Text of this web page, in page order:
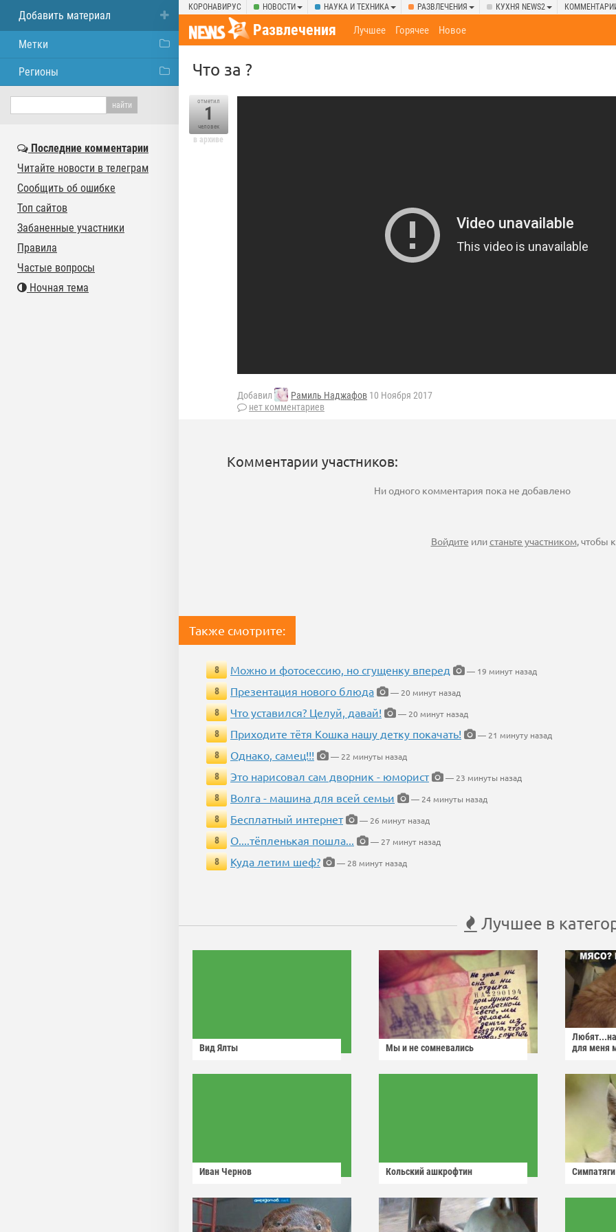
КОРОНАВИРУС НОВОСТИ НАУКА И ТЕХНИКА РАЗВЛЕЧЕНИЯ КУХНЯ NEWS2
Развлечения Лучшее Горячее Новое
Что за ?
отметил
1
человек
в архиве
Добавил Рамиль Наджафов 10 Ноября 2017
нет комментариев
Комментарии участников:
Ни одного комментария пока не добавлено
Войдите илистаньте участником, чтобы
Также смотрите:
8 Можно и фотосессию, но сгущенку вперед
— 19 минут назад
8
Презентация нового блюда
— 20 минут назад
8
Что уставился? Целуй, давай!
— 20 минут назад
8
Приходите тётя Кошка нашу детку покачать!
— 21 минуту назад
8
Однако, самец!!!
— 22 минуты назад
8
Это нарисовал сам дворник - юморист
— 23 минуты назад
8
Волга - машина для всей семьи
— 24 минуты назад
8
Бесплатный интернет
— 26 минут назад
8
О....тёпленькая пошла...
— 27 минут назад
8
Куда летим шеф? — 28 минут назад
Лучшее в
Вид Ялты Мы и не сомневались
для меня
Иван Чернов Кольский ашкрофтин Симпатяги
Добавить материал
Метки
Регионы
Последние комментарии
Читайте новости в телеграм
Сообщить об ошибке
Топ сайтов
Забаненные участники
Правила
Частые вопросы
Ночная тема